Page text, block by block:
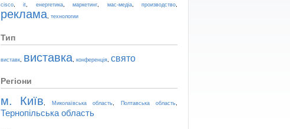
cisco ,it енергетика,маркетинг мас-медіа,производство
реклама технологии
Тип
виставк виставка конференція свято
Регіони
м. Київ Миколаївська область Полтавська область
Тернопільська область